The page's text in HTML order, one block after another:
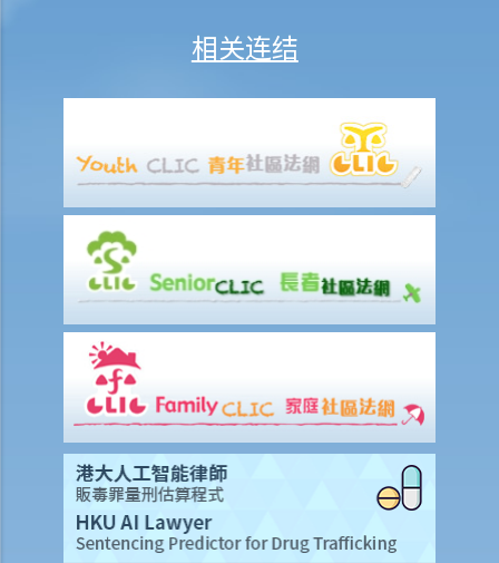
付款项？
3. 信用卡
A. 发卡机构、持卡人及商户之间的关系
B. 信贷额度
C. 利息、财务费用和其他费用及收费
D. 还款
E. 未经授权的交易
F. 退款保障
G. 针对发卡银行的投诉
财务中介
1. 甚么是财务中介？
2. 不良财务中介公司的行骗手法
相关连结